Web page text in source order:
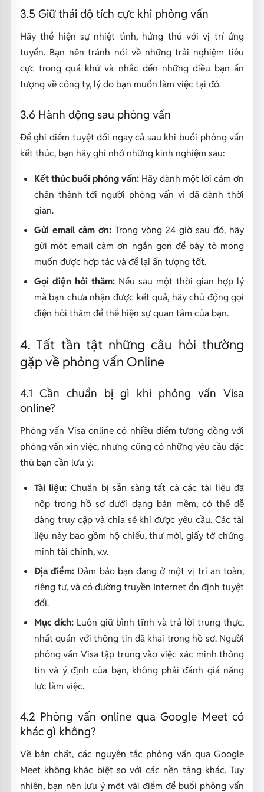
3.5 Giữ thái độ tích cực khi phỏng vấn
Hãy thể hiện sự nhiệt tình, hứng thú với vị trí ứng
tuyển. Bạn nên tránh nói về những trải nghiệm tiêu
cực trong quá khứ và nhắc đến những điều bạn ấn
tượng về công ty, lý do bạn muốn làm việc tại đó.
3.6 Hành động sau phỏng vấn
Để ghi điểm tuyệt đối ngay cả sau khi buổi phỏng vấn
kết thúc, bạn hãy ghi nhớ những kinh nghiệm sau:
Kết thúc buổi phỏng vấn:Hãy dành một lời cảm ơn
chân thành tới người phỏng vấn vì đã dành thời
gian.
Gửi email cảm ơn:Trong vòng 24 giờ sau đó, hãy
gửi một email cảm ơn ngắn gọn để bày tỏ mong
muốn được hợp tác và để lại ấn tượng tốt.
Gọi điện hỏi thăm:Nếu sau một thời gian hợp lý
mà bạn chưa nhận được kết quả, hãy chủ động gọi
điện hỏi thăm để thể hiện sự quan tâm của bạn.
4. Tất tần tật những câu hỏi thường
gặp về phỏng vấn Online
4.1 Cần chuẩn bị gì khi phỏng vấn Visa
online?
Phỏng vấn Visa online có nhiều điểm tương đồng với
phỏng vấn xin việc, nhưng cũng có những yêu cầu đặc
thù bạn cần lưu ý:
Tài liệu: Chuẩn bị sẵn sàng tất cả các tài liệu đã
nộp trong hồ sơ dưới dạng bản mềm, có thể dễ
dàng truy cập và chia sẻ khi được yêu cầu. Các tài
liệu này bao gồm hộ chiếu, thư mời, giấy tờ chứng
minh tài chính, v.v.
Địa điểm: Đảm bảo bạn đang ở một vị trí an toàn,
riêng tư, và có đường truyền Internet ổn định tuyệt
đối.
Mục đích:Luôn giữ bình tĩnh và trả lời trung thực,
nhất quán với thông tin đã khai trong hồ sơ. Người
phỏng vấn Visa tập trung vào việc xác minh thông
tin và ý định của bạn, không phải đánh giá năng
lực làm việc.
4.2 Phỏng vấn online qua Google Meet có
khác gì không?
Về bản chất, các nguyên tắc phỏng vấn qua Google
Meet không khác biệt so với các nền tảng khác. Tuy
nhiên, bạn nên lưu ý một vài điểm để buổi phỏng vấn